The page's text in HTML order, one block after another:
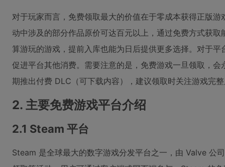
对于玩家而言，免费领取最大的价值在于零成本获得正版
动中涉及的部分作品原价可达百元以上，通过免费方式获
算游玩的游戏，提前入库也能为日后提供更多选择。对于
促进平台其他消费。需要注意的是，免费游戏一旦领取，
期推出付费 DLC（可下载内容），建议领取时关注游戏完
2. 主要免费游戏平台介绍
2.1 Steam 平台
Steam 是全球最大的数字游戏分发平台之一，由 Valve 公